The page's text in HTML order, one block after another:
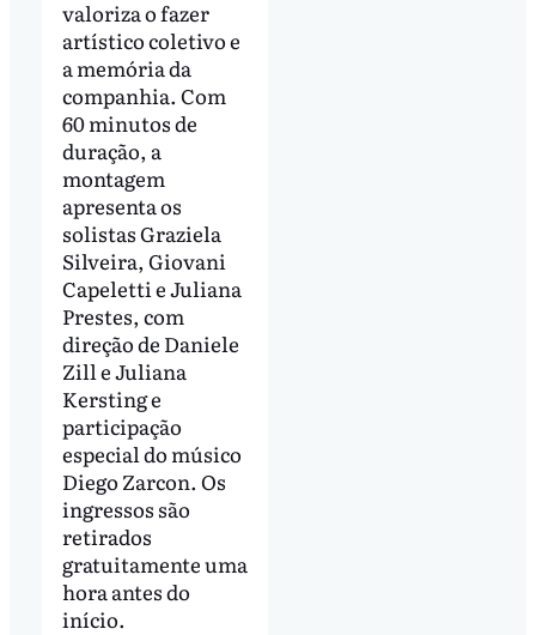
valoriza o fazer
artístico coletivo e
a memória da
companhia. Com
60 minutos de
duração, a
montagem
apresenta os
solistas Graziela
Silveira, Giovani
Capeletti e Juliana
Prestes, com
direção de Daniele
Zill e Juliana
Kersting e
participação
especial do músico
Diego Zarcon. Os
ingressos são
retirados
gratuitamente uma
hora antes do
início.